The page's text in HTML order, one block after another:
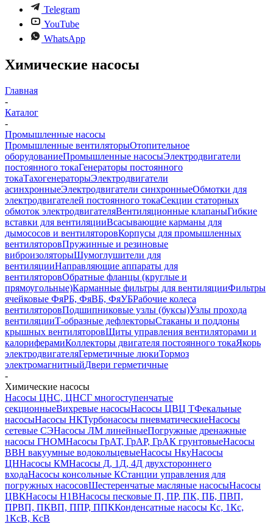
Telegram
YouTube
WhatsApp
Химические насосы
Главная
-
Каталог
-
Промышленные насосы
Промышленные вентиляторыОтопительное
оборудованиеПромышленные насосыЭлектродвигатели
постоянного токаГенераторы постоянного
токаТахогенераторыЭлектродвигатели
асинхронныеЭлектродвигатели синхронныеОбмотки для
электродвигателей постоянного токаСекции статорных
обмоток электродвигателяВентиляционные клапаныГибкие
вставки для вентиляцииВсасывающие карманы для
дымососов и вентиляторовКорпусы для промышленных
вентиляторовПружинные и резиновые
виброизоляторыШумоглушители для
вентиляцииНаправляющие аппараты для
вентиляторовОбратные фланцы (круглые и
прямоугольные)Карманные фильтры для вентиляцииФильтры
ячейковые ФяРБ, ФяВБ, ФяУБРабочие колеса
вентиляторовПодшипниковые узлы (буксы)Узлы прохода
вентиляцииТ-образные дефлекторыСтаканы и поддоны
крышных вентиляторовЩиты управления вентиляторами и
калориферамиКоллекторы двигателя постоянного токаЯкорь
электродвигателяГерметичные люкиТормоз
электромагнитныйДвери герметичные
-
Химические насосы
Насосы ЦНС, ЦНСГ многоступенчатые
секционныеВихревые насосыНасосы ЦВЦ ТФекальные
насосыНасосы НКТурбонасосы пневматическиеНасосы
сетевые СЭНасосы ЛМ линейныеПогружные дренажные
насосы ГНОМНасосы ГрАТ, ГрАР, ГрАК грунтовыеНасосы
ВВН вакуумные водокольцевыеНасосы НкуНасосы
ЦННасосы КМНасосы Д, 1Д, 4Д двухстороннего
входаНасосы консольные КСтанции управления для
погружных насосовШестеренчатые масляные насосыНасосы
ЦВКНасосы Н1ВНасосы песковые П, ПР, ПК, ПБ, ПВП,
ПРВП, ПКВП, ППР, ППККонденсатные насосы Кс, 1Кс,
1КсВ, КсВ